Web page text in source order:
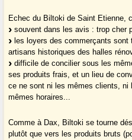
Echec du Biltoki de Saint Etienne,
souvent dans les avis : trop cher
les loyers des commerçants
artisans historiques des halles
difficile de concilier sous les
ses produits frais, et un lieu de
ce ne sont ni les mêmes clients,
mêmes horaires...
Comme à Dax, Biltoki se tourne
plutôt que vers les produits bruts